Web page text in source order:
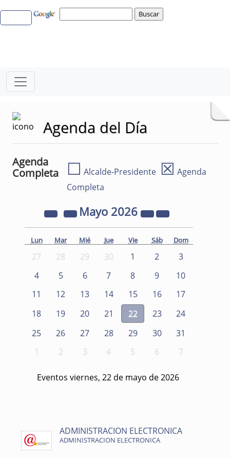
Agenda del Día
Agenda
Completa
☐ Alcalde-Presidente ☒ Agenda
Completa
Mayo 2026
Lun Mar Mié Jue Vie Sáb Dom
27 28 29 30 1 2
3
4
5 6 7 8 9
10
11
12 13 14 15 16
17
18
19 20 21 22 23
24
25
26 27 28 29 30
31
1
2 3 4 5 6 7
Eventos viernes, 22 de mayo de 2026
ADMINISTRACION ELECTRONICA
ADMINISTRACION ELECTRONICA